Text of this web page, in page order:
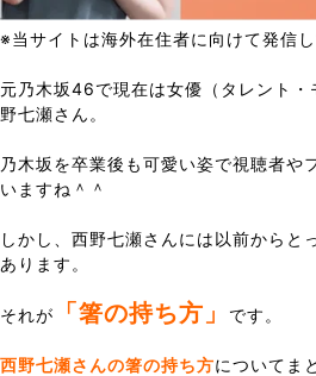
※当サイトは海外在住者に向けて発信
元乃木坂46で現在は女優（タレント
野七瀬さん。
乃木坂を卒業後も可愛い姿で視聴者や
いますね＾＾
しかし、西野七瀬さんには以前からと
あります。
それが 「箸の持ち方」 です。
西野七瀬さんの箸の持ち方についてま